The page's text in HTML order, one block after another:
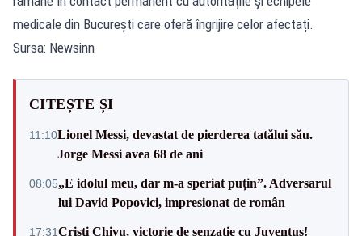
medicale din București care oferă îngrijire celor afectați.
Sursa: Newsinn
CITEȘTE ȘI
11:10Lionel Messi, devastat de pierderea tatălui său.
Jorge Messi avea 68 de ani
08:05„E idolul meu, dar m-a speriat puțin”. Adversarul
lui David Popovici, impresionat de român
17:31Cristi Chivu, victorie de senzație cu Juventus!